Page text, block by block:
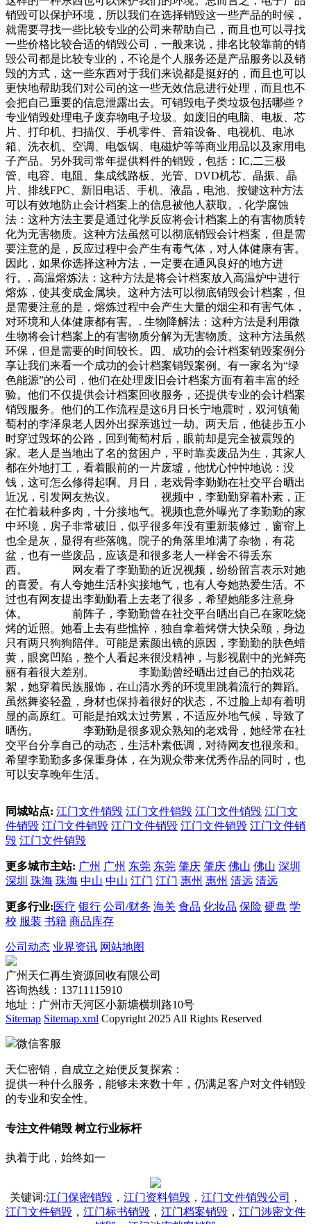
销毁可以保护环境，所以我们在选择销毁这一些产品的时候，
就需要寻找一些比较专业的公司来帮助自己，而且也可以寻找
一些价格比较合适的销毁公司，一般来说，排名比较靠前的销
毁公司都是比较专业的，不论是个人服务还是产品服务以及销
毁的方式，这一些东西对于我们来说都是挺好的，而且也可以
更快地帮助我们对公司的这一些无效信息进行处理，而且也不
会把自己重要的信息泄露出去。可销毁电子类垃圾包括哪些？
专业销毁处理电子废弃物电子垃圾。如废旧的电脑、电板、芯
片、打印机、扫描仪、手机零件、音箱设备、电视机、电冰
箱、洗衣机、空调、电饭锅、电磁炉等等商业用品以及家用电
子产品。另外我司常年提供料件的销毁，包括：IC,二三极
管、电容、电阻、集成线路板、光管、DVD机芯、晶振、晶
片、排线FPC、新旧电话、手机、液晶，电池、按键这种方法
可以有效地防止会计档案上的信息被他人获取。. 化学腐蚀
法：这种方法主要是通过化学反应将会计档案上的有害物质转
化为无害物质。这种方法虽然可以彻底销毁会计档案，但是需
要注意的是，反应过程中会产生有毒气体，对人体健康有害。
因此，如果你选择这种方法，一定要在通风良好的地方进
行。. 高温熔炼法：这种方法是将会计档案放入高温炉中进行
熔炼，使其变成金属块。这种方法可以彻底销毁会计档案，但
是需要注意的是，熔炼过程中会产生大量的烟尘和有害气体，
对环境和人体健康都有害。. 生物降解法：这种方法是利用微
生物将会计档案上的有害物质分解为无害物质。这种方法虽然
环保，但是需要的时间较长。四、成功的会计档案销毁案例分
享让我们来看一个成功的会计档案销毁案例。有一家名为“绿
色能源”的公司，他们在处理废旧会计档案方面有着丰富的经
验。他们不仅提供会计档案回收服务，还提供专业的会计档案
销毁服务。他们的工作流程是这6月日长宁地震时，双河镇葡
萄村的李泽泉老人因外出探亲逃过一劫。两天后，他徒步五小
时穿过毁坏的公路，回到葡萄村后，眼前却是完全被震毁的
家。老人是当地出了名的贫困户，平时靠卖废品为生，其家人
都在外地打工，看着眼前的一片废墟，他忧心忡忡地说：没
钱，这可怎么修得起啊。月日，老戏骨李勤勤在社交平台晒出
近况，引发网友热议。 视频中，李勤勤穿着朴素，正
在忙着栽种多肉，十分接地气。视频也意外曝光了李勤勤的家
中环境，房子非常破旧，似乎很多年没有重新装修过，窗帘上
也全是灰，显得有些落魄。院子的角落里堆满了杂物，有花
盆，也有一些废品，应该是和很多老人一样舍不得丢东
西。 网友看了李勤勤的近况视频，纷纷留言表示对她
的喜爱。有人夸她生活朴实接地气，也有人夸她热爱生活。不
过也有网友提出李勤勤看上去老了很多，希望她能多注意身
体。 前阵子，李勤勤曾在社交平台晒出自己在家吃烧
烤的近照。她看上去有些憔悴，独自拿着烤饼大快朵颐，身边
只有两只狗狗陪伴。可能是素颜出镜的原因，李勤勤的肤色蜡
黄，眼窝凹陷，整个人看起来很没精神，与影视剧中的光鲜亮
丽有着很大差别。 李勤勤曾经晒出过自己的拍戏花
絮，她穿着民族服饰，在山清水秀的环境里跳着流行的舞蹈。
虽然舞姿轻盈，身材也保持着很好的状态，不过脸上却有着明
显的高原红。可能是拍戏太过劳累，不适应外地气候，导致了
晒伤。 李勤勤是很多观众熟知的老戏骨，她经常在社
交平台分享自己的动态，生活朴素低调，对待网友也很亲和。
希望李勤勤多多保重身体，在为观众带来优秀作品的同时，也
可以安享晚年生活。
同城站点: 江门文件销毁 江门文件销毁 江门文件销毁 江门文
件销毁 江门文件销毁 江门文件销毁 江门文件销毁 江门文件销
毁 江门文件销毁
更多城市主站: 广州 广州 东莞 东莞 肇庆 肇庆 佛山 佛山 深圳
深圳 珠海 珠海 中山 中山 江门 江门 惠州 惠州 清远 清远
更多行业: 医疗 银行 公司/财务 海关 食品 化妆品 保险 硬盘 学
校 服装 书籍 商品库存
公司动态 业界资讯 网站地图
广州天仁再生资源回收有限公司
咨询热线：13711115910
地址：广州市天河区小新塘横圳路10号
Sitemap Sitemap.xml Copyright 2025 All Rights Reserved
微信客服
天仁密销，自成立之始便反复探索：
提供一种什么服务，能够未来数十年，仍满足客户对文件销毁
的专业和安全性。
专注文件销毁 树立行业标杆
执着于此，始终如一
关键词:江门保密销毁 ， 江门资料销毁 ， 江门文件销毁公司
，
江门文件销毁 ， 江门标书销毁 ， 江门档案销毁 ， 江门涉密文件